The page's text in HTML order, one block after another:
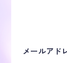
キャンパ
メールアド